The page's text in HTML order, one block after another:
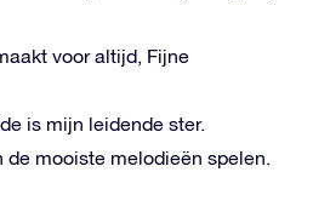
voor altijd, Fijne
is mijn leidende ster.
mooiste melodieën spelen.